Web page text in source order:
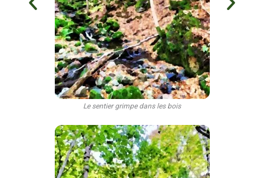
Le sentier grimpe dans les bois